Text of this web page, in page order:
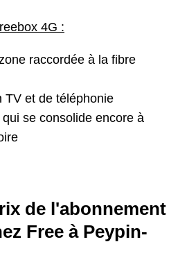
4G :
raccordée à la fibre
TV et de téléphonie
se consolide encore à
de l'abonnement
Free à Peypin-